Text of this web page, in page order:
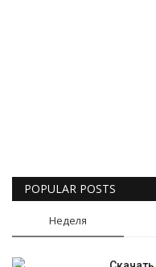
POPULAR POSTS
Неделя